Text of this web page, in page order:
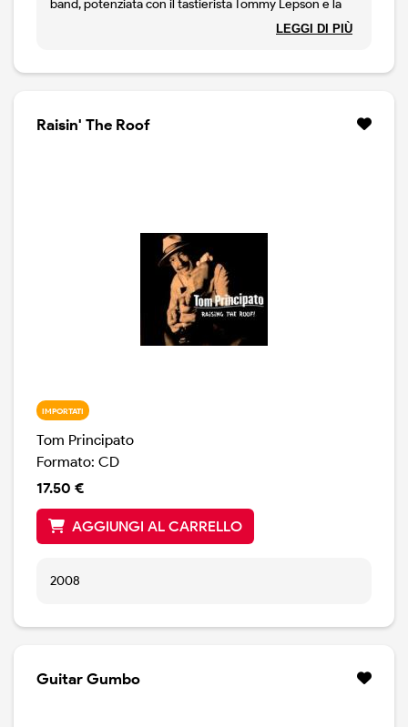
band, potenziata con il tastierista Tommy Lepson e la
sezione fiati guidata da Chris Watling dei Grandsons Of
pubblicato alla fine degli anni novanta, e contiene due
LEGGI DI PIÙ
Raisin' The Roof
IMPORTATI
Tom Principato
Formato: CD
17.50 €
AGGIUNGI AL CARRELLO
2008
Guitar Gumbo